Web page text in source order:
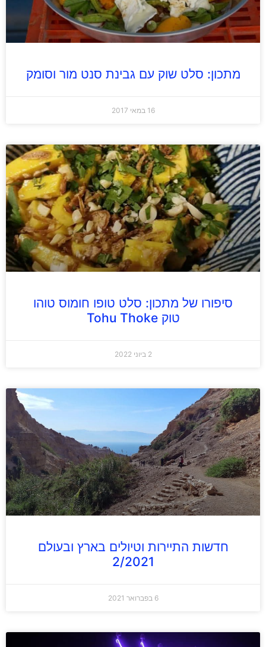
מתכון: סלט שוק עם גבינת סנט מור וסומק
16 במאי 2017
סיפורו של מתכון: סלט טופו חומוס טוהו
טוק Tohu Thoke
2 ביוני 2022
חדשות התיירות וטיולים בארץ ובעולם
2/2021
6 בפברואר 2021